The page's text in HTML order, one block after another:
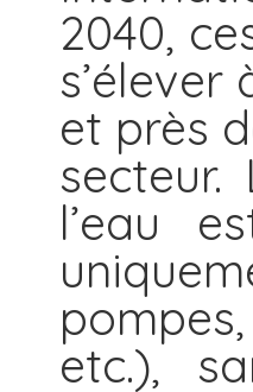
2040,
et près
secteur.
l’eau
etc.),